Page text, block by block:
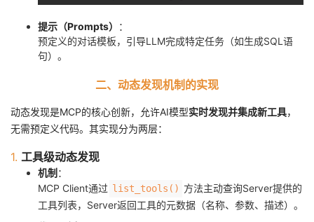
提示（Prompts）
：
预定义的对话模板，引导LLM完成特定任务（如生成SQL语
句）。
二、动态发现机制的实现
动态发现是MCP的核心创新，允许AI模型实时发现并集成新工具，
无需预定义代码。其实现分为两层：
1. 工具级动态发现
机制 ：
MCP Client通过 list_tools() 方法主动查询Server提供的
工具列表，Server返回工具的元数据（名称、参数、描述）。